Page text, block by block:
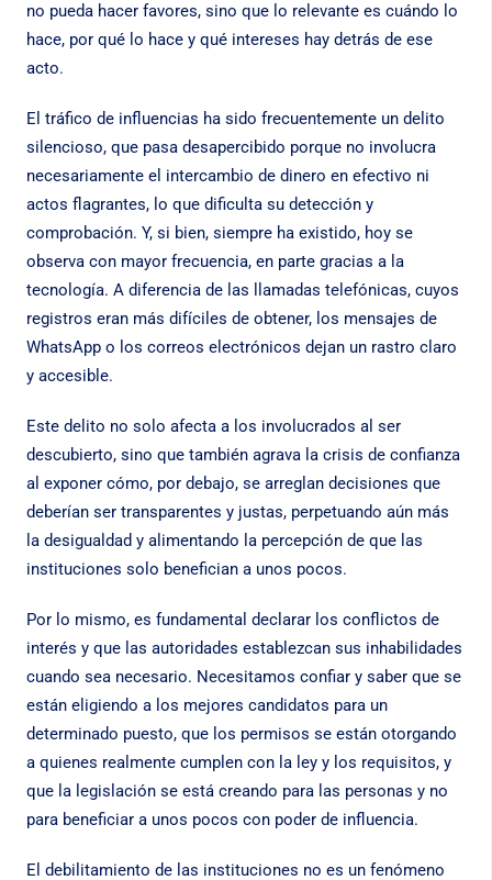
no pueda hacer favores, sino que lo relevante es cuándo lo
hace, por qué lo hace y qué intereses hay detrás de ese
acto.
El tráfico de influencias ha sido frecuentemente un delito
silencioso, que pasa desapercibido porque no involucra
necesariamente el intercambio de dinero en efectivo ni
actos flagrantes, lo que dificulta su detección y
comprobación. Y, si bien, siempre ha existido, hoy se
observa con mayor frecuencia, en parte gracias a la
tecnología. A diferencia de las llamadas telefónicas, cuyos
registros eran más difíciles de obtener, los mensajes de
WhatsApp o los correos electrónicos dejan un rastro claro
y accesible.
Este delito no solo afecta a los involucrados al ser
descubierto, sino que también agrava la crisis de confianza
al exponer cómo, por debajo, se arreglan decisiones que
deberían ser transparentes y justas, perpetuando aún más
la desigualdad y alimentando la percepción de que las
instituciones solo benefician a unos pocos.
Por lo mismo, es fundamental declarar los conflictos de
interés y que las autoridades establezcan sus inhabilidades
cuando sea necesario. Necesitamos confiar y saber que se
están eligiendo a los mejores candidatos para un
determinado puesto, que los permisos se están otorgando
a quienes realmente cumplen con la ley y los requisitos, y
que la legislación se está creando para las personas y no
para beneficiar a unos pocos con poder de influencia.
El debilitamiento de las instituciones no es un fenómeno